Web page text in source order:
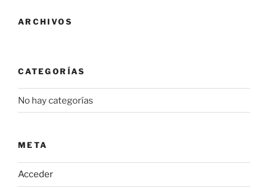
ARCHIVOS
CATEGORÍAS
No hay categorías
META
Acceder